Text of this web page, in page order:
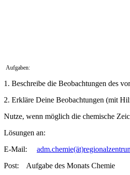
Aufgaben:
1. Beschreibe die Beobachtungen des
2. Erkläre Deine Beobachtungen (mit
Nutze, wenn möglich die chemische
Lösungen an:
E-Mail:
Post: Aufgabe des Monats Chemie